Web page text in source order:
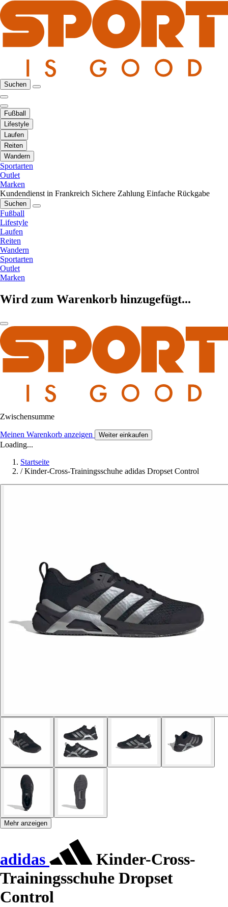
Suchen
Fußball
Lifestyle
Laufen
Reiten
Wandern
Sportarten
Outlet
Marken
Kundendienst in Frankreich Sichere Zahlung Einfache Rückgabe
Suchen
Fußball
Lifestyle
Laufen
Reiten
Wandern
Sportarten
Outlet
Marken
Wird zum Warenkorb hinzugefügt...
Zwischensumme
Meinen Warenkorb anzeigen Weiter einkaufen
Loading...
Startseite
/ Kinder-Cross-Trainingsschuhe adidas Dropset Control
Mehr anzeigen
adidas
Kinder-Cross-
Trainingsschuhe Dropset
Control